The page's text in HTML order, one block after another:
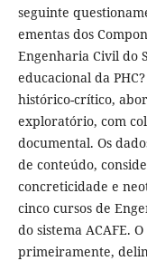
seguinte
ementas dos
Engenharia Civil do
educacional da
histórico-crítico,
exploratório, com
documental. Os
de conteúdo,
concreticidade e
cinco cursos de
do sistema ACAFE.
primeiramente,